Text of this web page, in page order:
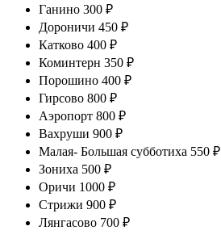
Ганино 300 ₽
Дороничи 450 ₽
Катково 400 ₽
Коминтерн 350 ₽
Порошино 400 ₽
Гирсово 800 ₽
Аэропорт 800 ₽
Вахруши 900 ₽
Малая- Большая субботиха 550 ₽
Зониха 500 ₽
Оричи 1000 ₽
Стрижи 900 ₽
Лянгасово 700 ₽